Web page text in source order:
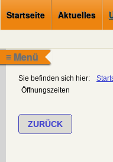
Startseite Aktuelles
≡ Menü
Sie befinden sich hier:
Öffnungszeiten
ZURÜCK